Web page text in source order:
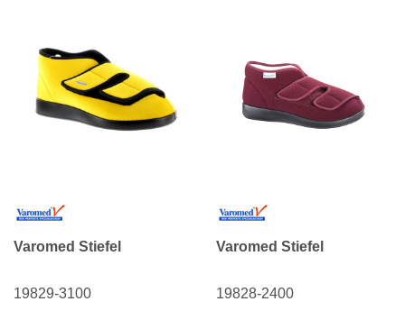
Varomed Stiefel
19829-3100
Varomed Stiefel
19828-2400